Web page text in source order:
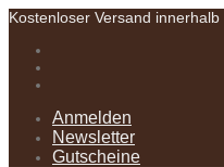
Kostenloser Versand
Anmelden
Newsletter
Gutscheine